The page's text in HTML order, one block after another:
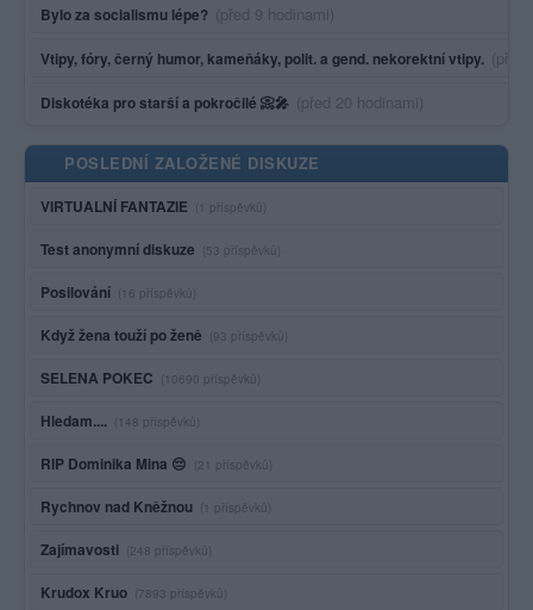
Bylo za socialismu lépe? Poslední aktivita:
(před 9 hodinami)
Vtipy, fóry, černý humor, kameňáky, polit. a gend. nekorektní vtipy. (před
Diskotéka pro starší a pokročilé 📀🎤 Poslední aktivita:
(před 20 hodinami)
POSLEDNÍ ZALOŽENÉ DISKUZE
VIRTUALNÍ FANTAZIE (1 příspěvků)
Test anonymní diskuze (53 příspěvků)
Posilování (16 příspěvků)
Když žena touží po ženě (93 příspěvků)
SELENA POKEC (10690 příspěvků)
Hledam.... (148 příspěvků)
RIP Dominika Mina 😔 (21 příspěvků)
Rychnov nad Kněžnou (1 příspěvků)
Zajímavosti (248 příspěvků)
Krudox Kruo (7893 příspěvků)